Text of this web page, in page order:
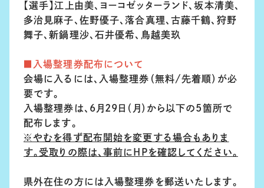
【選手】江上由美、ヨーコゼッターランド、坂本清美、
多治見麻子、佐野優子、落合真理、古藤千鶴、狩野
舞子、新鍋理沙、石井優希、鳥越美玖
■入場整理券配布について
会場に入るには、入場整理券（無料/先着順）が必
要です。
入場整理券は、6月29日（月）から以下の5箇所で
配布します。
※やむを得ず配布開始を変更する場合もありま
す。受取りの際は、事前にHPを確認してください。
県外在住の方には入場整理券を郵送いたします。